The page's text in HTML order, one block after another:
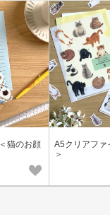
猫のお顔
A5クリアファ
＞